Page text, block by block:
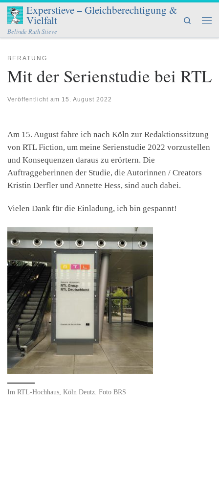
Zum Inhalt springen
Experstieve – Gleichberechtigung &
Vielfalt
Belinde Ruth Stieve
Search
BERATUNG
Mit der Serienstudie bei RTL
Veröffentlicht am 15. August 2022
Am 15. August fahre ich nach Köln zur Redaktionssitzung
von RTL Fiction, um meine Serienstudie 2022 vorzustellen
und Konsequenzen daraus zu erörtern. Die
Auftraggeberinnen der Studie, die Autorinnen / Creators
Kristin Derfler und Annette Hess, sind auch dabei.
Vielen Dank für die Einladung, ich bin gespannt!
Im RTL-Hochhaus, Köln Deutz. Foto BRS